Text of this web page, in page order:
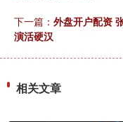
下一篇： 外盘开户配资
演活硬汉
相关文章